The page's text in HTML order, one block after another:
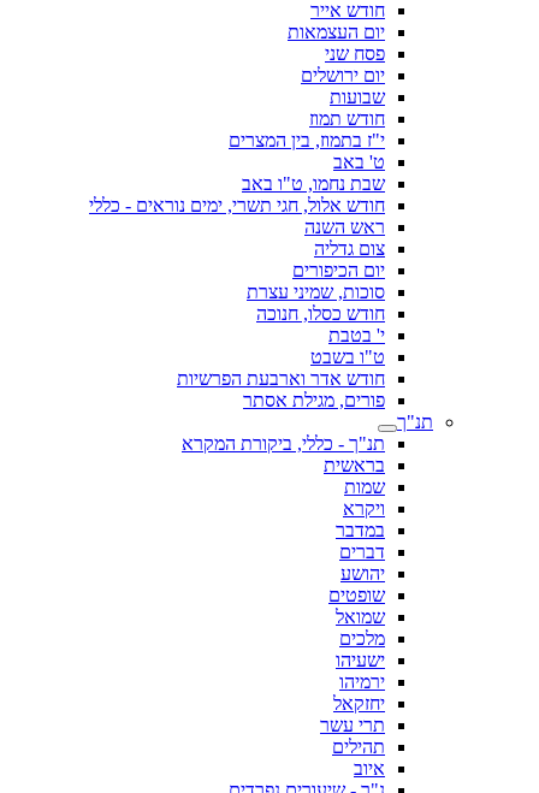
חודש אייר
יום העצמאות
פסח שני
יום ירושלים
שבועות
חודש תמוז
י"ז בתמוז, בין המצרים
ט' באב
שבת נחמו, ט"ו באב
חודש אלול, חגי תשרי, ימים נוראים - כללי
ראש השנה
צום גדליה
יום הכיפורים
סוכות, שמיני עצרת
חודש כסלו, חנוכה
י' בטבת
ט"ו בשבט
חודש אדר וארבעת הפרשיות
פורים, מגילת אסתר
תנ"ך
תנ"ך - כללי, ביקורת המקרא
בראשית
שמות
ויקרא
במדבר
דברים
יהושע
שופטים
שמואל
מלכים
ישעיהו
ירמיהו
יחזקאל
תרי עשר
תהילים
איוב